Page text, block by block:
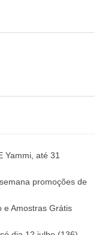
Yammi, até 31
promoções de
e Amostras Grátis